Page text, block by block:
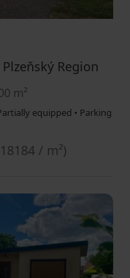
Region
m²
equipped • Parking
/ m²)